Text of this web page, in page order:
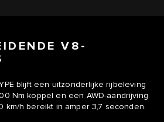
V8-
blijft een uitzonderlijke rijbeleving
Nm koppel en een AWD-aandrijving
km/h bereikt in amper 3,7 seconden.